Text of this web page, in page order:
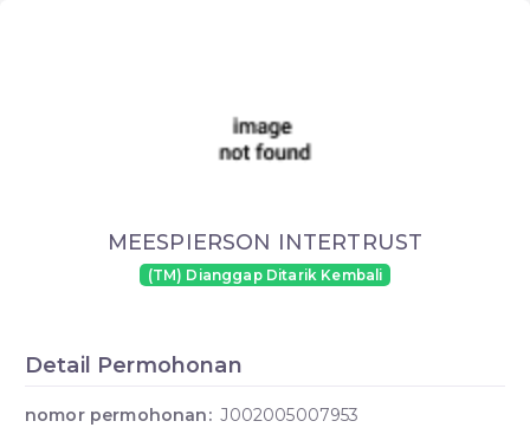
MEESPIERSON INTERTRUST
(TM) Dianggap Ditarik Kembali
Detail Permohonan
nomor permohonan: J002005007953